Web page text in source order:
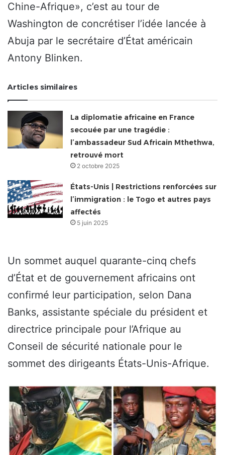
Chine-Afrique», c’est au tour de
Washington de concrétiser l’idée lancée à
Abuja par le secrétaire d’État américain
Antony Blinken.
Articles similaires
La diplomatie africaine en France
secouée par une tragédie :
l’ambassadeur Sud Africain Mthethwa,
retrouvé mort
2 octobre 2025
États-Unis | Restrictions renforcées sur
l’immigration : le Togo et autres pays
affectés
5 juin 2025
Un sommet auquel quarante-cinq chefs
d’État et de gouvernement africains ont
confirmé leur participation, selon Dana
Banks, assistante spéciale du président et
directrice principale pour l’Afrique au
Conseil de sécurité nationale pour le
sommet des dirigeants États-Unis-Afrique.